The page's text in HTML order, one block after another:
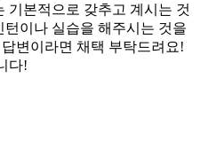
기본적으로 갖추고 계시는 것
이나 실습을 해주시는 것을
변이라면 채택 부탁드려요!
다!